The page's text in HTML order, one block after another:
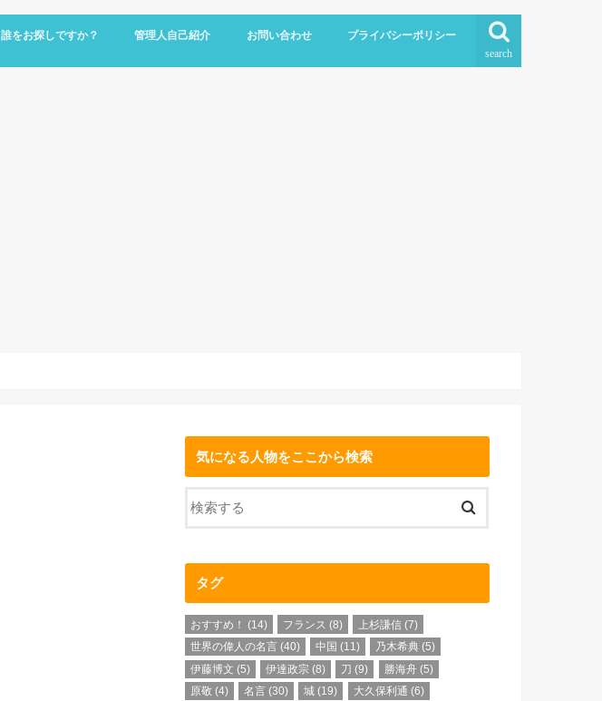
search
誰をお探しですか？ 管理人自己紹介 お問い合わせ プライバシーポリシー
気になる人物をここから検索
タグ
おすすめ！ (14) フランス (8) 上杉謙信 (7)
世界の偉人の名言 (40) 中国 (11) 乃木希典 (5)
伊藤博文 (5) 伊達政宗 (8) 刀 (9) 勝海舟(5)
原敬 (4) 名言 (30) 城 (19) 大久保利通 (6)